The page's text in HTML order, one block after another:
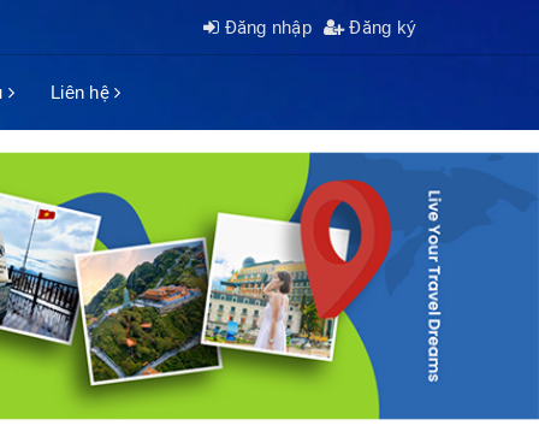
Đăng nhập Đăng ký
Liên hệ